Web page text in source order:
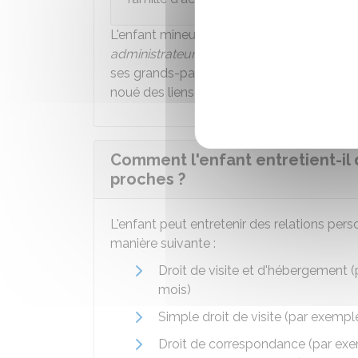
L'enfant mineur, s'il est
administrateur ad hoc
, peut également
ses grands-parents ou toute autre
noué des liens affectifs durables avec ce
Comment l'enfant entretient-il
proches ?
L'enfant peut entretenir des relations
manière suivante :
Droit de visite et d'hébergement
mois)
Simple droit de visite (par
Droit de correspondance (par